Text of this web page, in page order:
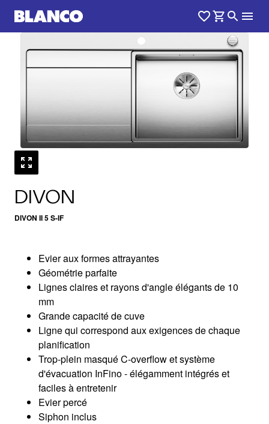
DIVON
DIVON II 5 S-IF
1 /0
Evier aux formes attrayantes
Géométrie parfaite
Lignes claires et rayons d'angle élégants de 10
mm
Grande capacité de cuve
Ligne qui correspond aux exigences de chaque
planification
Trop-plein masqué C-overflow et système
d'évacuation InFino - élégamment intégrés et
faciles à entretenir
Evier percé
Siphon inclus